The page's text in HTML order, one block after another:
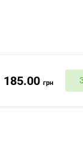
185.00 грн